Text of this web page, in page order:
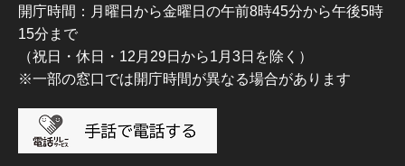
開庁時間：月曜日から金曜日の午前8時45分から午後5時
15分まで
（祝日・休日・12月29日から1月3日を除く）
※一部の窓口では開庁時間が異なる場合があります